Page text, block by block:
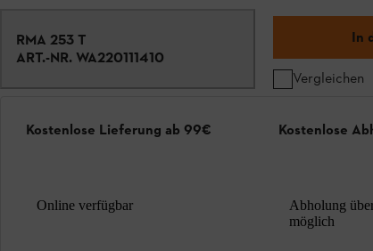
RMA 253 T
ART.-NR. WA220111410
In
Vergleichen
Kostenlose Lieferung ab 99€
Online verfügbar
Kostenlose
Abholung
möglich